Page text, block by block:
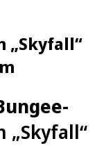
„Skyfall“
„Skyfall“